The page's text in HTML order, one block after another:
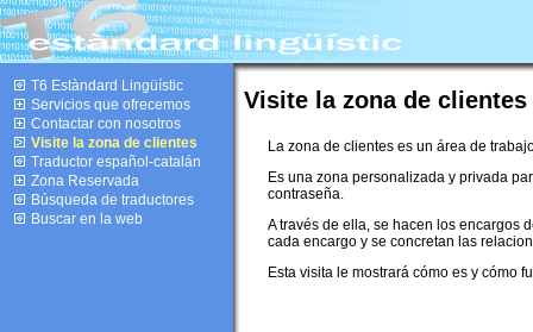
T6 Estàndard Lingüístic
Servicios que ofrecemos
Contactar con nosotros
Visite la zona de clientes
Traductor español-catalán
Zona Reservada
Búsqueda de traductores
Buscar en la web
Visite la zona de clientes
La zona de clientes es un área de
Es una zona personalizada y privada
contraseña.
A través de ella, se hacen los encargos
cada encargo y se concretan las
Esta visita le mostrará cómo es y cómo